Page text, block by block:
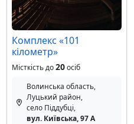
Комплекс «101
кілометр»
Місткість до20осіб
Волинська область,
Луцький район,
село Піддубці,
вул. Київська, 97 А